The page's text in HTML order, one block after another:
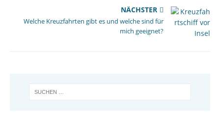
NÄCHSTER
Welche Kreuzfahrten gibt es und welche sind für
mich geeignet?